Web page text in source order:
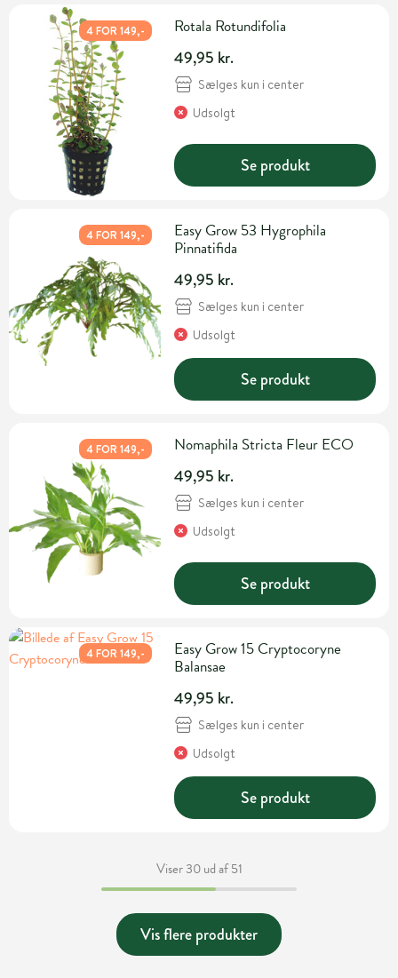
4 FOR 149,- Rotala Rotundifolia
49,95 kr.
Sælges kun i center
Udsolgt
Se produkt
4 FOR 149,-
Easy Grow 53 Hygrophila
Pinnatifida
49,95 kr.
Sælges kun i center
Udsolgt
Se produkt
4 FOR 149,- Nomaphila Stricta Fleur ECO
49,95 kr.
Sælges kun i center
Udsolgt
Se produkt
4 FOR 149,-
Easy Grow 15 Cryptocoryne
Balansae
49,95 kr.
Sælges kun i center
Udsolgt
Se produkt
Viser 30 ud af 51
Vis flere produkter